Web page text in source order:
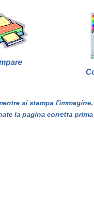
si stampa
la pagina corretta